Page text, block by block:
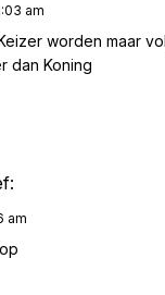
am
worden maar
dan Koning
am